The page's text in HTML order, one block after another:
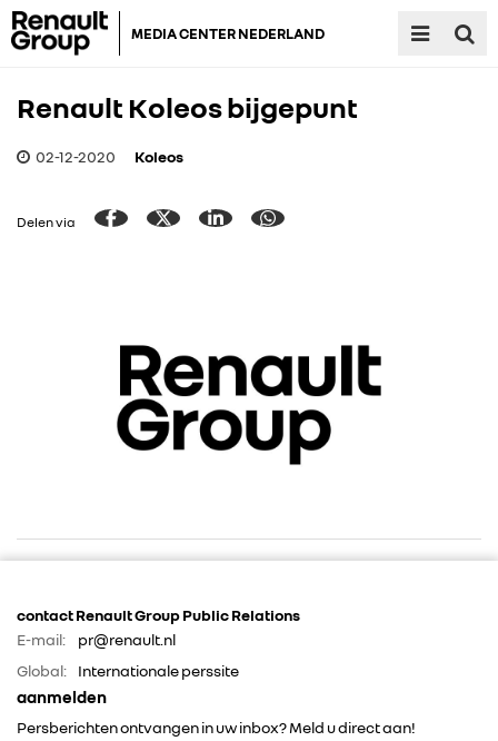
MEDIA CENTER NEDERLAND
Renault Koleos bijgepunt
02-12-2020 Koleos
Delen via
contact Renault Group Public Relations
E-mail:
pr@renault.nl
Global:
Internationale perssite
aanmelden
Persberichten ontvangen in uw inbox? Meld u direct aan!